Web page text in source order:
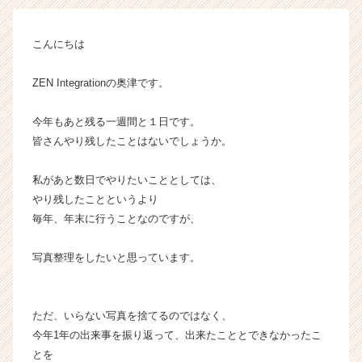
ン】
ベ
ン
ー・
成
長
業
カ
ウ
こんにちは
ZEN Integrationの奥津です。
今年もあと残る一週間と１日です。
皆さんやり残したことはないでしょうか。
私があと数日でやりたいこととしては、
やり残したことというより
毎年、年末に行うことなのですが、
写真整理をしたいと思っています。
ただ、いらない写真を捨てるのではなく、
今年1年の出来事を振り返って、出来たこととできなかったこ
とを